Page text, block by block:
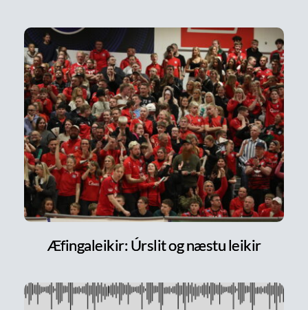
Æfingaleikir: Úrslit og næstu leikir